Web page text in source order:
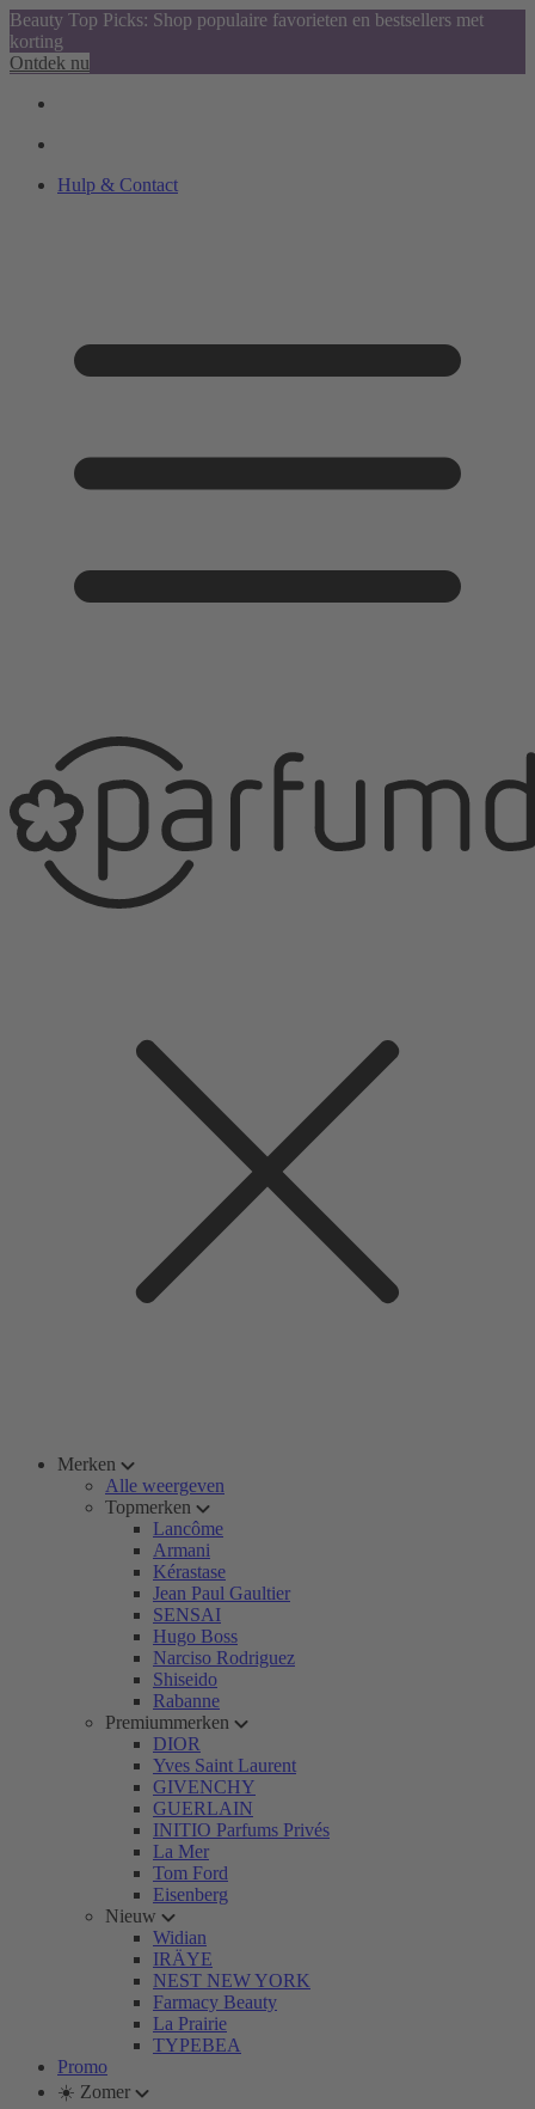
Beauty Top Picks: Shop populaire favorieten en bestsellers met
korting
Ontdek nu
Hulp & Contact
Merken
Alle weergeven
Topmerken
Lancôme
Armani
Kérastase
Jean Paul Gaultier
SENSAI
Hugo Boss
Narciso Rodriguez
Shiseido
Rabanne
Premiummerken
DIOR
Yves Saint Laurent
GIVENCHY
GUERLAIN
INITIO Parfums Privés
La Mer
Tom Ford
Eisenberg
Nieuw
Widian
IRÄYE
NEST NEW YORK
Farmacy Beauty
La Prairie
TYPEBEA
Promo
☀️ Zomer